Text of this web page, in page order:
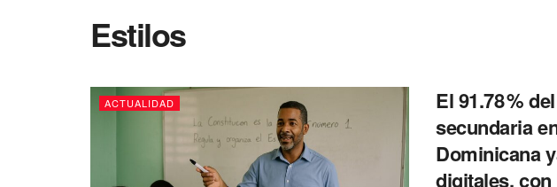
Estilos
ACTUALIDAD
El 91.78 %
secundaria
Dominicana
digitales,